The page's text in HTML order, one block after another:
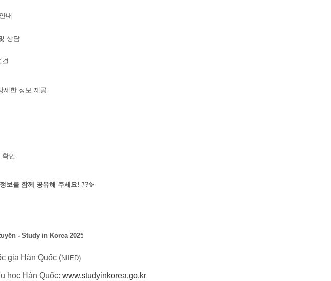
내
상담
결
세한 정보 제공
확인
보를 함께 공유해 주세요! ??✨
- Study in Korea 2025
gia Hàn Quốc (NIIED)
học Hàn Quốc: www.studyinkorea.go.kr